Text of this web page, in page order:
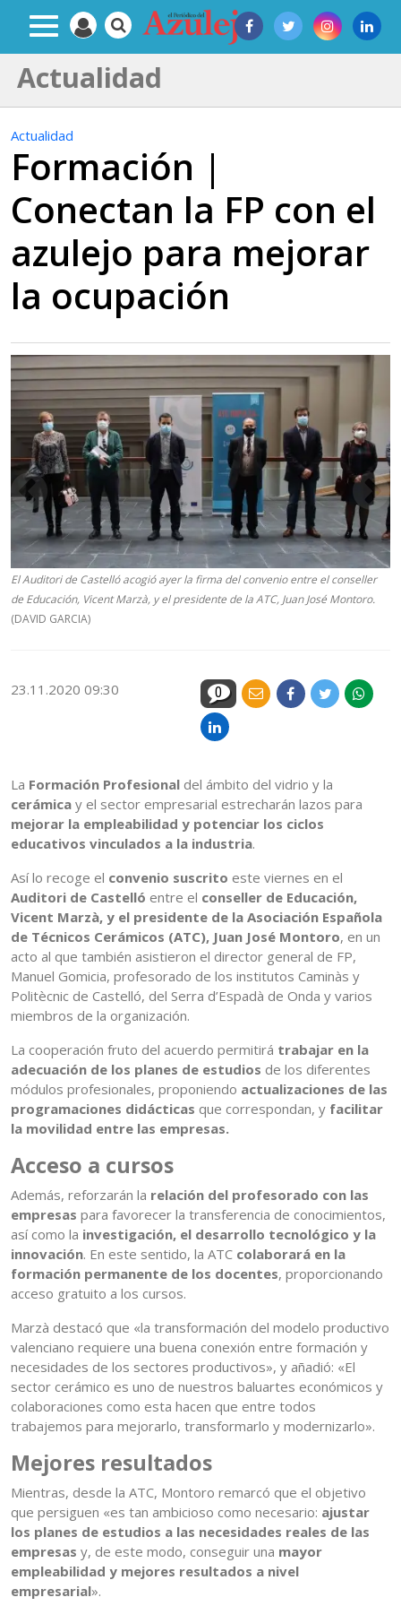
Actualidad
Actualidad
Formación |
Conectan la FP con el
azulejo para mejorar
la ocupación
El Auditori de Castelló acogió ayer la firma del convenio entre el conseller
de Educación, Vicent Marzà, y el presidente de la ATC, Juan José Montoro.
(DAVID GARCIA)
23.11.2020 09:30 0
La Formación Profesional del ámbito del vidrio y la
cerámica y el sector empresarial estrecharán lazos para
mejorar la empleabilidad y potenciar los ciclos
educativos vinculados a la industria.
Así lo recoge el convenio suscrito este viernes en el
Auditori de Castelló entre el conseller de Educación,
Vicent Marzà, y el presidente de la Asociación Española
de Técnicos Cerámicos (ATC), Juan José Montoro, en un
acto al que también asistieron el director general de FP,
Manuel Gomicia, profesorado de los institutos Caminàs y
Politècnic de Castelló, del Serra d’Espadà de Onda y varios
miembros de la organización.
La cooperación fruto del acuerdo permitirá trabajar en la
adecuación de los planes de estudios de los diferentes
módulos profesionales, proponiendo actualizaciones de las
programaciones didácticas que correspondan, y facilitar
la movilidad entre las empresas.
Acceso a cursos
Además, reforzarán la relación del profesorado con las
empresas para favorecer la transferencia de conocimientos,
así como la investigación, el desarrollo tecnológico y la
innovación. En este sentido, la ATC colaborará en la
formación permanente de los docentes, proporcionando
acceso gratuito a los cursos.
Marzà destacó que «la transformación del modelo productivo
valenciano requiere una buena conexión entre formación y
necesidades de los sectores productivos», y añadió: «El
sector cerámico es uno de nuestros baluartes económicos y
colaboraciones como esta hacen que entre todos
trabajemos para mejorarlo, transformarlo y modernizarlo».
Mejores resultados
Mientras, desde la ATC, Montoro remarcó que el objetivo
que persiguen «es tan ambicioso como necesario: ajustar
los planes de estudios a las necesidades reales de las
empresas y, de este modo, conseguir una mayor
empleabilidad y mejores resultados a nivel
empresarial».